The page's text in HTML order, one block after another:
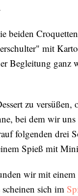
beiden
mit
Begleitung
zu
bei dem wir
folgenden drei
Spieß mit
wir mit
sich im